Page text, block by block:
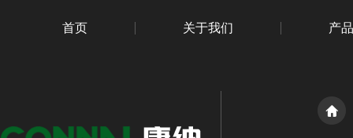
首页 关于我们 产